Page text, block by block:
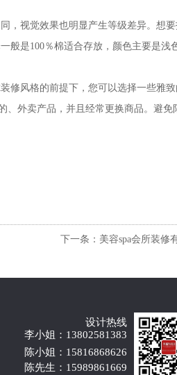
，视觉效果也明显产生等级差异。想要
般是100％棉适合存放，颜色主要是浅
风格的前提下，您可以选择一些雅致
、外卖产品，并且经常更换商品。避免
下一条：美容spa会所装修
设计热线
李小姐：13802581383
陈小姐：15816868626
陈先生：15989861669